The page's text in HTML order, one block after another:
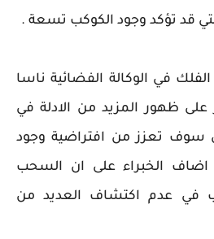
قد تؤكد وجود الكوكب تسعة .
في الوكالة الفضائية ناسا
على ظهور المزيد من الادلة في
سوف تعزز من افتراضية وجود
الخبراء على ان السحب
في عدم اكتشاف العديد من